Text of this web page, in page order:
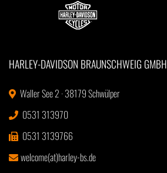
HARLEY-DAVIDSON BRAUNSCHWEIG GMBH
Waller See 2 · 38179 Schwülper
0531 313970
0531 3139766
welcome(at)harley-bs.de